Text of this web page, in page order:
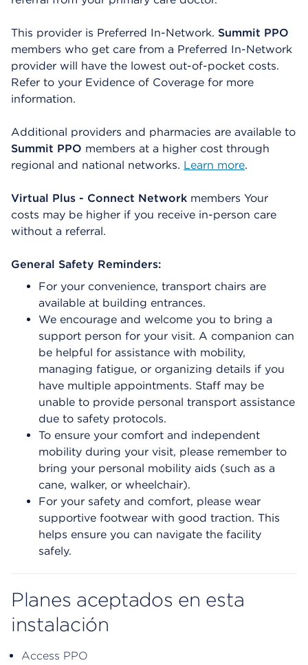
This provider is Preferred In-Network. Summit PPO
members who get care from a Preferred In-Network
provider will have the lowest out-of-pocket costs.
Refer to your Evidence of Coverage for more
information.
Additional providers and pharmacies are available to
Summit PPO members at a higher cost through
regional and national networks. Learn more.
Virtual Plus - Connect Network members Your
costs may be higher if you receive in-person care
without a referral.
General Safety Reminders:
For your convenience, transport chairs are
available at building entrances.
We encourage and welcome you to bring a
support person for your visit. A companion can
be helpful for assistance with mobility,
managing fatigue, or organizing details if you
have multiple appointments. Staff may be
unable to provide personal transport assistance
due to safety protocols.
To ensure your comfort and independent
mobility during your visit, please remember to
bring your personal mobility aids (such as a
cane, walker, or wheelchair).
For your safety and comfort, please wear
supportive footwear with good traction. This
helps ensure you can navigate the facility
safely.
Planes aceptados en esta
instalación
Access PPO